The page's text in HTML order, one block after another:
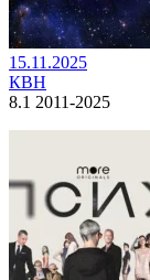
15.11.2025
КВН
8.1 2011-2025